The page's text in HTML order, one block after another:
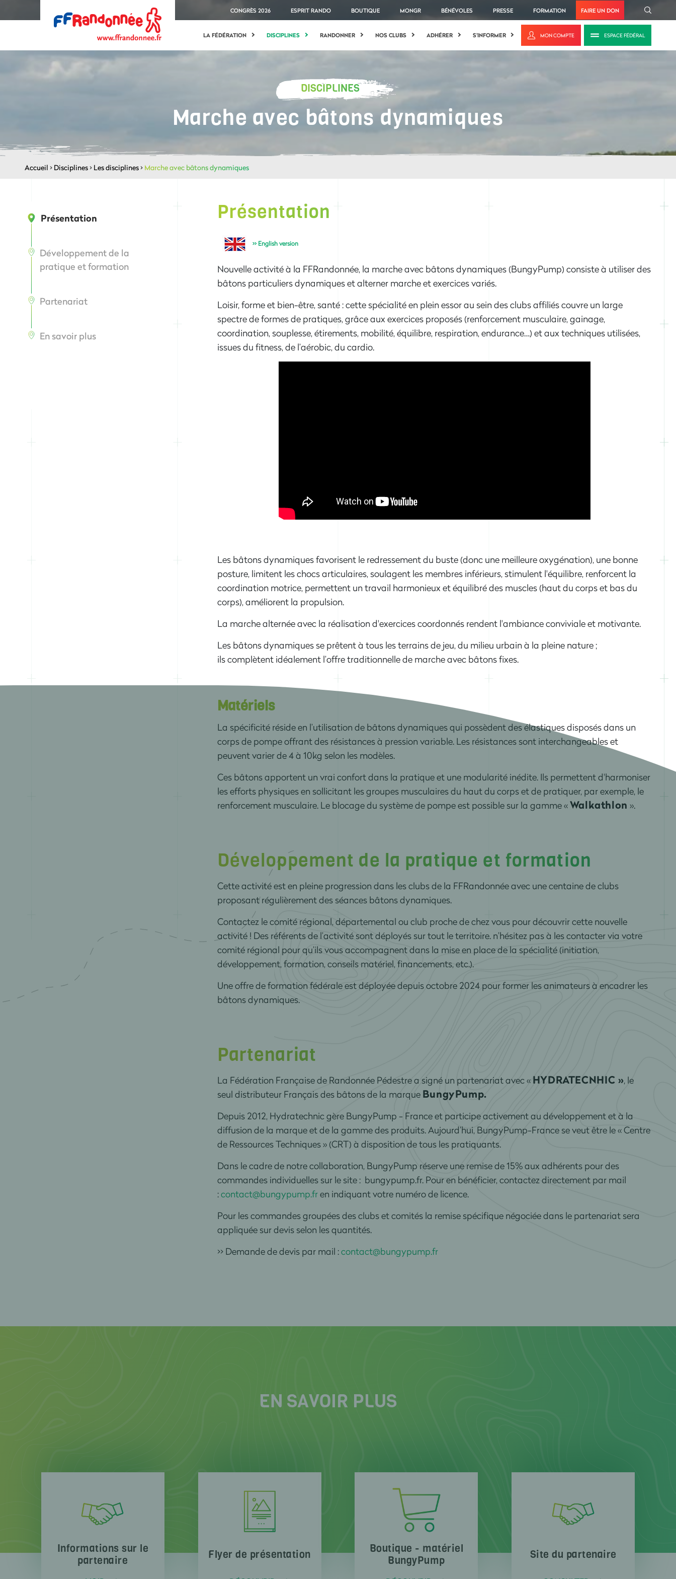
CONGRÈS 2026 ESPRIT RANDO BOUTIQUE MONGR BÉNÉVOLES PRESSE FORMATION FAIRE UN DON
LA FÉDÉRATION DISCIPLINES RANDONNER NOS CLUBS ADHÉRER S'INFORMER MON COMPTE ESPACE FÉDÉRAL
DISCIPLINES
Marche avec bâtons dynamiques
Accueil > Disciplines> Les disciplines> Marche avec bâtons dynamiques
Présentation
Développement de la
pratique et formation
Partenariat
En savoir plus
Présentation
>> English version
Nouvelle activité à la FFRandonnée, la marche avec bâtons dynamiques (BungyPump) consiste à utiliser des
bâtons particuliers dynamiques et alterner marche et exercices variés.
Loisir, forme et bien-être, santé : cette spécialité en plein essor au sein des clubs affiliés couvre un large
spectre de formes de pratiques, grâce aux exercices proposés (renforcement musculaire, gainage,
coordination, souplesse, étirements, mobilité, équilibre, respiration, endurance…) et aux techniques utilisées,
issues du fitness, de l’aérobic, du cardio.
Les bâtons dynamiques favorisent le redressement du buste (donc une meilleure oxygénation), une bonne
posture, limitent les chocs articulaires, soulagent les membres inférieurs, stimulent l'équilibre, renforcent la
coordination motrice, permettent un travail harmonieux et équilibré des muscles (haut du corps et bas du
corps), améliorent la propulsion.
La marche alternée avec la réalisation d'exercices coordonnés rendent l'ambiance conviviale et motivante.
Les bâtons dynamiques se prêtent à tous les terrains de jeu, du milieu urbain à la pleine nature ;
ilscomplètent idéalement l’offre traditionnelle de marche avec bâtons fixes.
Matériels
La spécificité réside en l’utilisation de bâtons dynamiques qui possèdent des élastiques disposés dans un
corps de pompe offrant des résistances à pression variable. Les résistances sont interchangeables et
peuvent varier de 4 à 10kg selon les modèles.
Ces bâtons apportent un vrai confort dans la pratique et une modularité inédite. Ils permettent d'harmoniser
les efforts physiques en sollicitant les groupes musculaires du haut du corps et de pratiquer, par exemple, le
renforcement musculaire. Le blocage du système de pompe est possible sur la gamme «Walkathlon ».
Développement de la pratique et formation
Cette activité est en pleine progression dans les clubs de la FFRandonnée avec une centaine de clubs
proposant régulièrement des séances bâtons dynamiques.
Contactez le comité régional, départemental ou club proche de chez vous pour découvrir cette nouvelle
activité ! Des référents de l’activité sont déployés sur tout le territoire. n’hésitez pas à les contacter via votre
comité régional pour qu’ils vous accompagnent dans la mise en place de la spécialité (initiation,
développement, formation, conseils matériel, financements, etc.).
Une offre de formation fédérale est déployée depuis octobre 2024 pour former les animateurs à encadrer les
bâtons dynamiques.
Partenariat
La Fédération Française de Randonnée Pédestre a signé un partenariat avec « HYDRATECNHIC », le
seul distributeur Français des bâtons de la marque BungyPump.
Depuis 2012, Hydratechnic gère BungyPump - France et participe activement au développement et à la
diffusion de la marque et de la gamme des produits. Aujourd’hui, BungyPump-France se veut être le « Centre
de Ressources Techniques » (CRT) à disposition de tous les pratiquants.
Dans le cadre de notre collaboration, BungyPump réserve une remise de 15% aux adhérents pour des
commandes individuelles sur le site : bungypump.fr. Pour en bénéficier, contactez directement par mail
:contact@bungypump.fren indiquant votre numéro de licence.
Pour les commandes groupées des clubs et comités la remise spécifique négociée dans le partenariat sera
appliquée sur devis selon les quantités.
>> Demande de devis par mail :contact@bungypump.fr
EN SAVOIR PLUS
Informations sur le
partenaire
Flyer de présentation
Boutique - matériel
BungyPump
Site du partenaire